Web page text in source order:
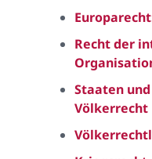
Recht der
Staaten
Völkerrecht